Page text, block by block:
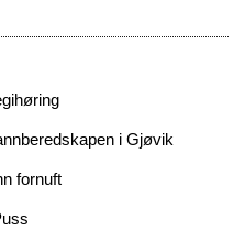
i Gjøvik
fornuft